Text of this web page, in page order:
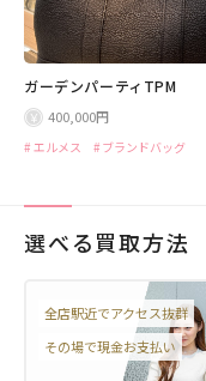
ガーデンパーティTPM
400,000円
エルメス ブランドバッグ
選べる買取方法
全店駅近でアクセス抜群
その場で現金お支払い